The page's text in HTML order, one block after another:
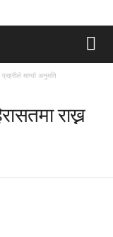
प्रहरीले माग्यो अनुमति
राख्न